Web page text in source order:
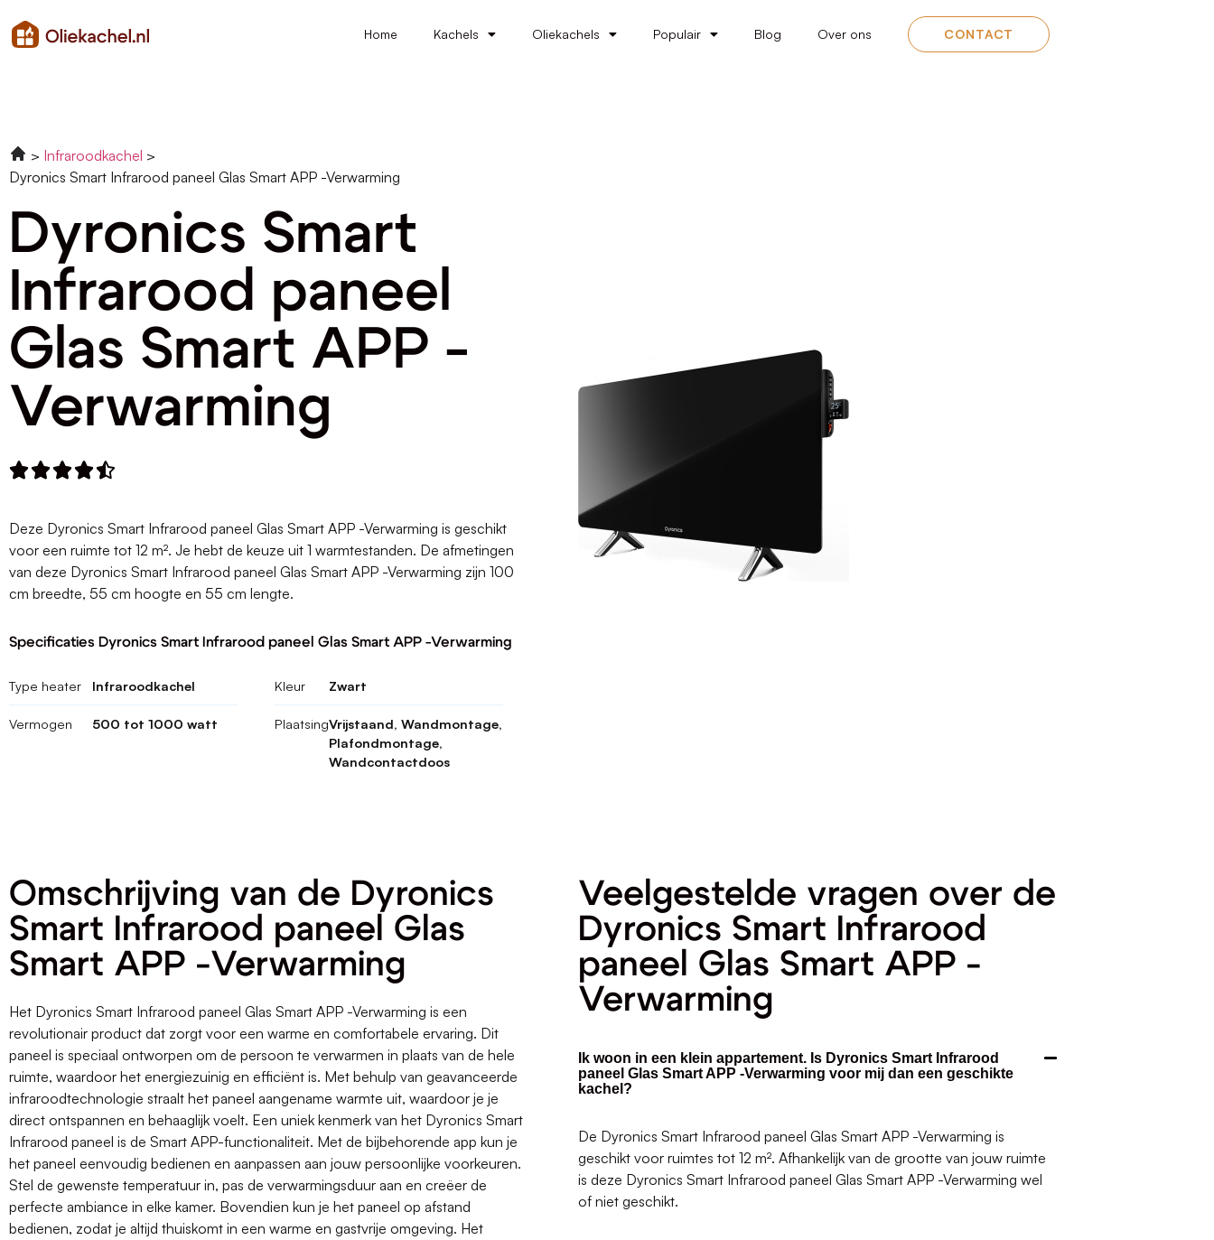
Home Kachels Oliekachels Populair Blog Over ons CONTACT
Infraroodkachel
Dyronics Smart Infrarood paneel Glas Smart APP -Verwarming
Dyronics Smart
Infrarood paneel
Glas Smart APP -
Verwarming

Deze Dyronics Smart Infrarood paneel Glas Smart APP -Verwarming is geschikt
voor een ruimte tot 12 m². Je hebt de keuze uit 1 warmtestanden. De afmetingen
van deze Dyronics Smart Infrarood paneel Glas Smart APP -Verwarming zijn 100
cm breedte, 55 cm hoogte en 55 cm lengte.
Specificaties Dyronics Smart Infrarood paneel Glas Smart APP -Verwarming
Type heater Infraroodkachel
Vermogen 500 tot 1000 watt
Kleur Zwart
PlaatsingVrijstaand, Wandmontage,
Plafondmontage,
Wandcontactdoos
Omschrijving van de Dyronics
Smart Infrarood paneel Glas
Smart APP -Verwarming
Het Dyronics Smart Infrarood paneel Glas Smart APP -Verwarming is een
revolutionair product dat zorgt voor een warme en comfortabele ervaring. Dit
paneel is speciaal ontworpen om de persoon te verwarmen in plaats van de hele
ruimte, waardoor het energiezuinig en efficiënt is. Met behulp van geavanceerde
infraroodtechnologie straalt het paneel aangename warmte uit, waardoor je je
direct ontspannen en behaaglijk voelt. Een uniek kenmerk van het Dyronics Smart
Infrarood paneel is de Smart APP-functionaliteit. Met de bijbehorende app kun je
het paneel eenvoudig bedienen en aanpassen aan jouw persoonlijke voorkeuren.
Stel de gewenste temperatuur in, pas de verwarmingsduur aan en creëer de
perfecte ambiance in elke kamer. Bovendien kun je het paneel op afstand
bedienen, zodat je altijd thuiskomt in een warme en gastvrije omgeving. Het
Veelgestelde vragen over de
Dyronics Smart Infrarood
paneel Glas Smart APP -
Verwarming
Ik woon in een klein appartement. Is Dyronics Smart Infrarood
paneel Glas Smart APP -Verwarming voor mij dan een geschikte
kachel?
De Dyronics Smart Infrarood paneel Glas Smart APP -Verwarming is
geschikt voor ruimtes tot 12 m². Afhankelijk van de grootte van jouw ruimte
is deze Dyronics Smart Infrarood paneel Glas Smart APP -Verwarming wel
of niet geschikt.